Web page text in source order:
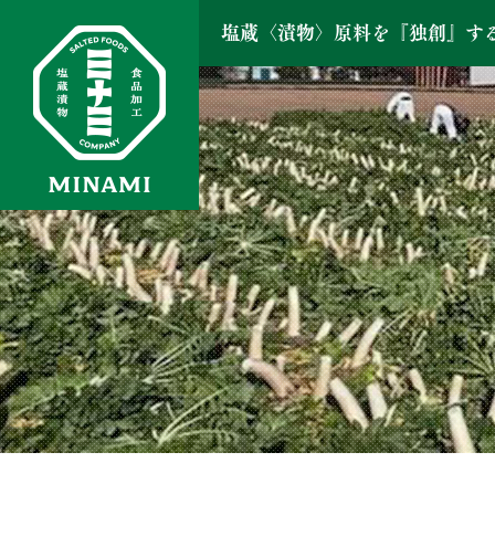
塩蔵〈漬物〉原料を『独創』す